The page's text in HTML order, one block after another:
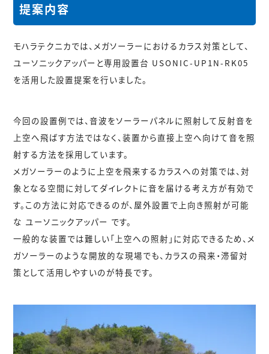
提案内容
モハラテクニカでは、メガソーラーにおけるカラス対策として、
ユーソニックアッパー と専用設置台 USONIC-UP1N-RK05
を活用した設置提案を行いました。
今回の設置例では、音波をソーラーパネルに照射して反射音を
上空へ飛ばす方法ではなく、装置から直接上空へ向けて音を照
射する方法を採用しています。
メガソーラーのように上空を飛来するカラスへの対策では、対
象となる空間に対してダイレクトに音を届ける考え方が有効で
す。この方法に対応できるのが、屋外設置で上向き照射が可能
な ユーソニックアッパー です。
一般的な装置では難しい「上空への照射」に対応できるため、メ
ガソーラーのような開放的な現場でも、カラスの飛来・滞留対
策として活用しやすいのが特長です。